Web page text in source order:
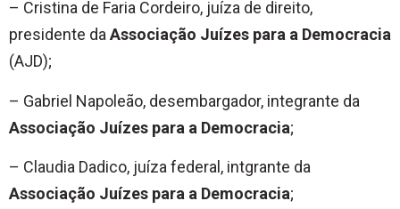
– Cristina de Faria Cordeiro, juíza de direito,
presidente da Associação Juízes para a Democracia
(AJD);
– Gabriel Napoleão, desembargador, integrante da
Associação Juízes para a Democracia;
– Claudia Dadico, juíza federal, intgrante da
Associação Juízes para a Democracia;